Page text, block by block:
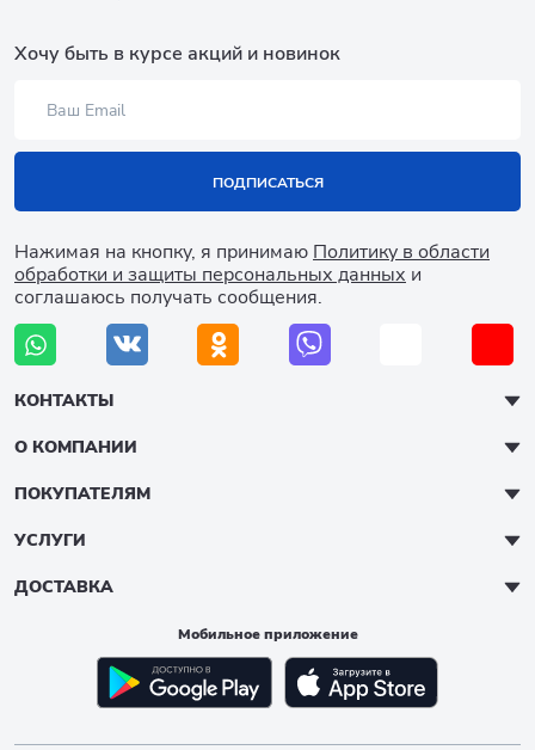
Хочу быть в курсе акций и новинок
ПОДПИСАТЬСЯ
Нажимая на кнопку, я принимаю Политику в области
обработки и защиты персональных данных и
соглашаюсь получать сообщения.
КОНТАКТЫ
О КОМПАНИИ
ПОКУПАТЕЛЯМ
УСЛУГИ
ДОСТАВКА
Мобильное приложение